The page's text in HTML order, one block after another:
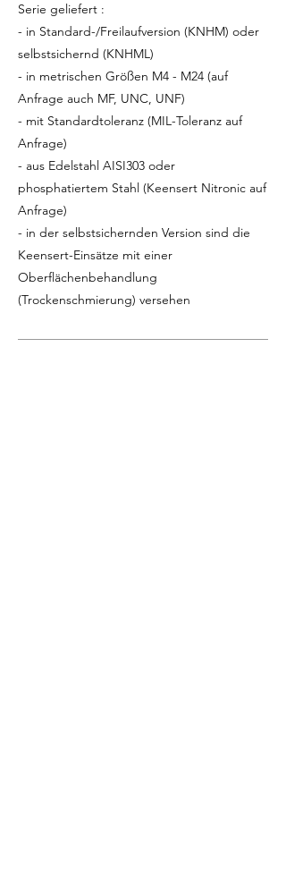
Serie geliefert :
- in Standard-/Freilaufversion (KNHM) oder
selbstsichernd (KNHML)
- in metrischen Größen M4 - M24 (auf
Anfrage auch MF, UNC, UNF)
- mit Standardtoleranz (MIL-Toleranz auf
Anfrage)
- aus Edelstahl AISI303 oder
phosphatiertem Stahl (Keensert Nitronic auf
Anfrage)
- in der selbstsichernden Version sind die
Keensert-Einsätze mit einer
Oberflächenbehandlung
(Trockenschmierung) versehen